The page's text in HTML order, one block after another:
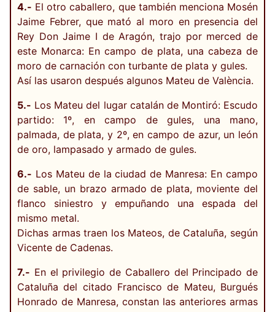
4.- El otro caballero, que también menciona Mosén
Jaime Febrer, que mató al moro en presencia del
Rey Don Jaime I de Aragón, trajo por merced de
este Monarca: En campo de plata, una cabeza de
moro de carnación con turbante de plata y gules.
Así las usaron después algunos Mateu de València.
5.- Los Mateu del lugar catalán de Montiró: Escudo
partido: 1º, en campo de gules, una mano,
palmada, de plata, y 2º, en campo de azur, un león
de oro, lampasado y armado de gules.
6.- Los Mateu de la ciudad de Manresa: En campo
de sable, un brazo armado de plata, moviente del
flanco siniestro y empuñando una espada del
mismo metal.
Dichas armas traen los Mateos, de Cataluña, según
Vicente de Cadenas.
7.- En el privilegio de Caballero del Principado de
Cataluña del citado Francisco de Mateu, Burgués
Honrado de Manresa, constan las anteriores armas